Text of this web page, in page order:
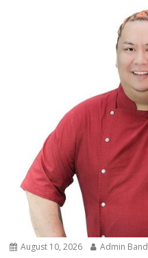
August 10, 2026 Admin